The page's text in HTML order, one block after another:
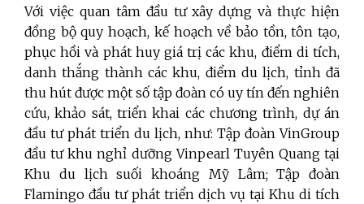
Với việc quan tâm đầu tư xây dựng và thực hiện
đồng bộ quy hoạch, kế hoạch về bảo tồn, tôn tạo,
phục hồi và phát huy giá trị các khu, điểm di tích,
danh thắng thành các khu, điểm du lịch, tỉnh đã
thu hút được một số tập đoàn có uy tín đến nghiên
cứu, khảo sát, triển khai các chương trình, dự án
đầu tư phát triển du lịch, như: Tập đoàn VinGroup
đầu tư khu nghỉ dưỡng Vinpearl Tuyên Quang tại
Khu du lịch suối khoáng Mỹ Lâm; Tập đoàn
Flamingo đầu tư phát triển dịch vụ tại Khu di tích